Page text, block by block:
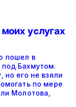
услугах
пошел в
Бахмутом.
но его не взяли
по мере
Молотова,